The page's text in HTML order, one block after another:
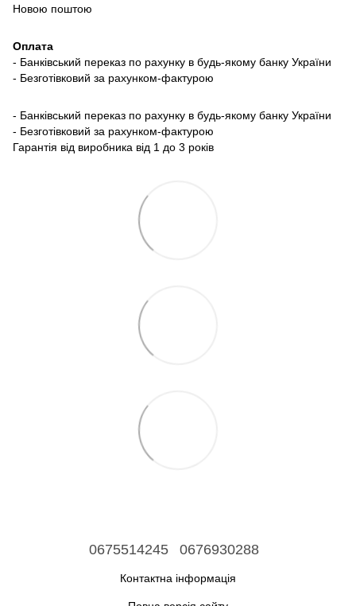
Новою поштою
Оплата
- Банківський переказ по рахунку в будь-якому банку України
- Безготівковий за рахунком-фактурою
- Банківський переказ по рахунку в будь-якому банку України
- Безготівковий за рахунком-фактурою
Гарантія від виробника від 1 до 3 років
0675514245 0676930288
Контактна інформація